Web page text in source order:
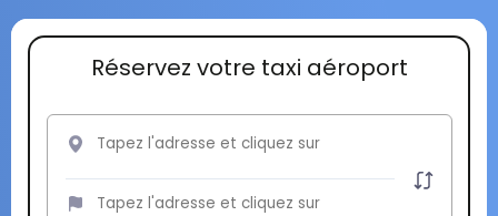
Réservez votre taxi aéroport